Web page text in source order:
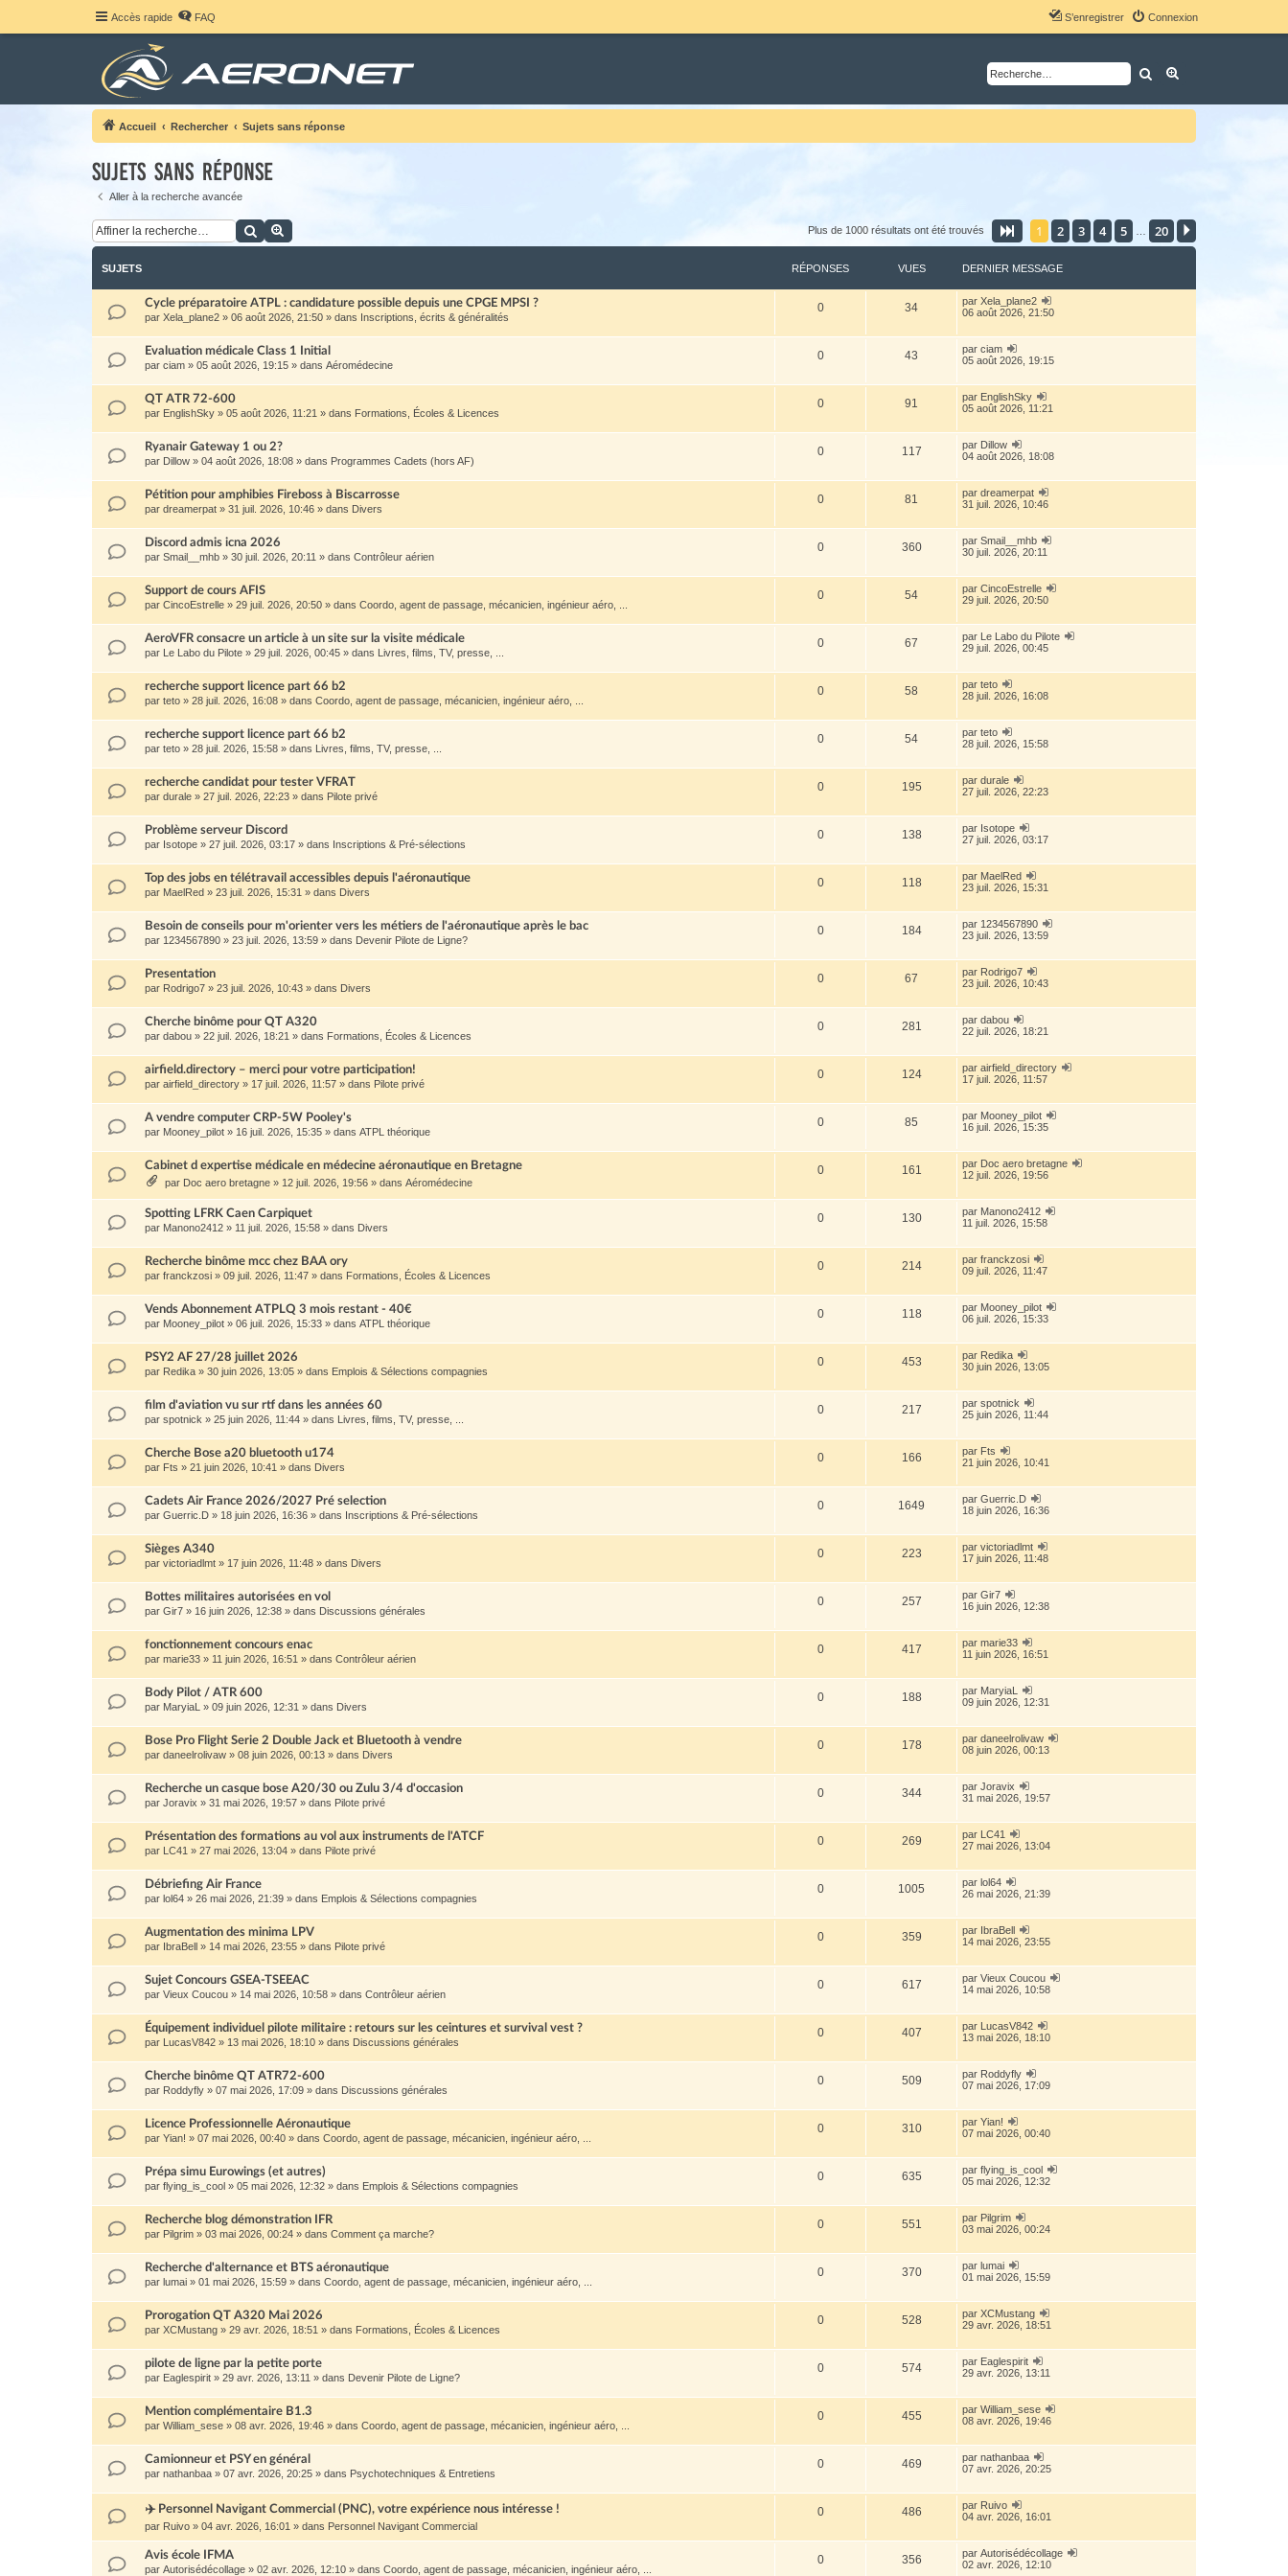
Accès rapide FAQ Connexion
S’enregistrer
Rechercher
Accueil Rechercher Sujets sans réponse
Sujets sans réponse
Aller à la recherche avancée
Rechercher Plus de 1000 résultats ont été trouvés Page sur20
1 2 3 4 5 20
SUJETS RÉPONSES VUES DERNIER MESSAGE
Cycle préparatoire ATPL : candidature possible depuis une CPGE MPSI ?
par Xela_plane2 » 06 août 2026, 21:50 » dans Inscriptions, écrits & généralités
0 34 par Xela_plane2
06 août 2026, 21:50
Evaluation médicale Class 1 Initial
par ciam » 05 août 2026, 19:15 » dans Aéromédecine
0 43 par ciam
05 août 2026, 19:15
QT ATR 72-600
par EnglishSky » 05 août 2026, 11:21 » dans Formations, Écoles & Licences
0 91 par EnglishSky
05 août 2026, 11:21
Ryanair Gateway 1 ou 2?
par Dillow » 04 août 2026, 18:08 » dans Programmes Cadets (hors AF)
0 117 par Dillow
04 août 2026, 18:08
Pétition pour amphibies Fireboss à Biscarrosse
par dreamerpat » 31 juil. 2026, 10:46 » dans Divers
0 81 par dreamerpat
31 juil. 2026, 10:46
Discord admis icna 2026
par Smail__mhb » 30 juil. 2026, 20:11 » dans Contrôleur aérien
0 360 par Smail__mhb
30 juil. 2026, 20:11
Support de cours AFIS
par CincoEstrelle » 29 juil. 2026, 20:50 » dans Coordo, agent de passage, mécanicien, ingénieur aéro, ...
0 54 par CincoEstrelle
29 juil. 2026, 20:50
AeroVFR consacre un article à un site sur la visite médicale
par Le Labo du Pilote » 29 juil. 2026, 00:45 » dans Livres, films, TV, presse, ...
0 67 par Le Labo du Pilote
29 juil. 2026, 00:45
recherche support licence part 66 b2
par teto » 28 juil. 2026, 16:08 » dans Coordo, agent de passage, mécanicien, ingénieur aéro, ...
0 58 par teto
28 juil. 2026, 16:08
recherche support licence part 66 b2
par teto » 28 juil. 2026, 15:58 » dans Livres, films, TV, presse, ...
0 54 par teto
28 juil. 2026, 15:58
recherche candidat pour tester VFRAT
par durale » 27 juil. 2026, 22:23 » dans Pilote privé
0 195 par durale
27 juil. 2026, 22:23
Problème serveur Discord
par Isotope » 27 juil. 2026, 03:17 » dans Inscriptions & Pré-sélections
0 138 par Isotope
27 juil. 2026, 03:17
Top des jobs en télétravail accessibles depuis l'aéronautique
par MaelRed » 23 juil. 2026, 15:31 » dans Divers
0 118 par MaelRed
23 juil. 2026, 15:31
Besoin de conseils pour m'orienter vers les métiers de l'aéronautique après le bac
par 1234567890 » 23 juil. 2026, 13:59 » dans Devenir Pilote de Ligne?
0 184 par 1234567890
23 juil. 2026, 13:59
Presentation
par Rodrigo7 » 23 juil. 2026, 10:43 » dans Divers
0 67 par Rodrigo7
23 juil. 2026, 10:43
Cherche binôme pour QT A320
par dabou » 22 juil. 2026, 18:21 » dans Formations, Écoles & Licences
0 281 par dabou
22 juil. 2026, 18:21
airfield.directory – merci pour votre participation!
par airfield_directory » 17 juil. 2026, 11:57 » dans Pilote privé
0 124 par airfield_directory
17 juil. 2026, 11:57
A vendre computer CRP-5W Pooley's
par Mooney_pilot » 16 juil. 2026, 15:35 » dans ATPL théorique
0 85 par Mooney_pilot
16 juil. 2026, 15:35
Cabinet d expertise médicale en médecine aéronautique en Bretagne
par Doc aero bretagne » 12 juil. 2026, 19:56 » dans Aéromédecine
0 161 par Doc aero bretagne
12 juil. 2026, 19:56
Spotting LFRK Caen Carpiquet
par Manono2412 » 11 juil. 2026, 15:58 » dans Divers
0 130 par Manono2412
11 juil. 2026, 15:58
Recherche binôme mcc chez BAA ory
par franckzosi » 09 juil. 2026, 11:47 » dans Formations, Écoles & Licences
0 214 par franckzosi
09 juil. 2026, 11:47
Vends Abonnement ATPLQ 3 mois restant - 40€
par Mooney_pilot » 06 juil. 2026, 15:33 » dans ATPL théorique
0 118 par Mooney_pilot
06 juil. 2026, 15:33
PSY2 AF 27/28 juillet 2026
par Redika » 30 juin 2026, 13:05 » dans Emplois & Sélections compagnies
0 453 par Redika
30 juin 2026, 13:05
film d'aviation vu sur rtf dans les années 60
par spotnick » 25 juin 2026, 11:44 » dans Livres, films, TV, presse, ...
0 217 par spotnick
25 juin 2026, 11:44
Cherche Bose a20 bluetooth u174
par Fts » 21 juin 2026, 10:41 » dans Divers
0 166 par Fts
21 juin 2026, 10:41
Cadets Air France 2026/2027 Pré selection
par Guerric.D » 18 juin 2026, 16:36 » dans Inscriptions & Pré-sélections
0 1649 par Guerric.D
18 juin 2026, 16:36
Sièges A340
par victoriadlmt » 17 juin 2026, 11:48 » dans Divers
0 223 par victoriadlmt
17 juin 2026, 11:48
Bottes militaires autorisées en vol
par Gir7 » 16 juin 2026, 12:38 » dans Discussions générales
0 257 par Gir7
16 juin 2026, 12:38
fonctionnement concours enac
par marie33 » 11 juin 2026, 16:51 » dans Contrôleur aérien
0 417 par marie33
11 juin 2026, 16:51
Body Pilot / ATR 600
par MaryiaL » 09 juin 2026, 12:31 » dans Divers
0 188 par MaryiaL
09 juin 2026, 12:31
Bose Pro Flight Serie 2 Double Jack et Bluetooth à vendre
par daneelrolivaw » 08 juin 2026, 00:13 » dans Divers
0 178 par daneelrolivaw
08 juin 2026, 00:13
Recherche un casque bose A20/30 ou Zulu 3/4 d'occasion
par Joravix » 31 mai 2026, 19:57 » dans Pilote privé
0 344 par Joravix
31 mai 2026, 19:57
Présentation des formations au vol aux instruments de l'ATCF
par LC41 » 27 mai 2026, 13:04 » dans Pilote privé
0 269 par LC41
27 mai 2026, 13:04
Débriefing Air France
par lol64 » 26 mai 2026, 21:39 » dans Emplois & Sélections compagnies
0 1005 par lol64
26 mai 2026, 21:39
Augmentation des minima LPV
par IbraBell » 14 mai 2026, 23:55 » dans Pilote privé
0 359 par IbraBell
14 mai 2026, 23:55
Sujet Concours GSEA-TSEEAC
par Vieux Coucou » 14 mai 2026, 10:58 » dans Contrôleur aérien
0 617 par Vieux Coucou
14 mai 2026, 10:58
Équipement individuel pilote militaire : retours sur les ceintures et survival vest ?
par LucasV842 » 13 mai 2026, 18:10 » dans Discussions générales
0 407 par LucasV842
13 mai 2026, 18:10
Cherche binôme QT ATR72-600
par Roddyfly » 07 mai 2026, 17:09 » dans Discussions générales
0 509 par Roddyfly
07 mai 2026, 17:09
Licence Professionnelle Aéronautique
par Yian! » 07 mai 2026, 00:40 » dans Coordo, agent de passage, mécanicien, ingénieur aéro, ...
0 310 par Yian!
07 mai 2026, 00:40
Prépa simu Eurowings (et autres)
par flying_is_cool » 05 mai 2026, 12:32 » dans Emplois & Sélections compagnies
0 635 par flying_is_cool
05 mai 2026, 12:32
Recherche blog démonstration IFR
par Pilgrim » 03 mai 2026, 00:24 » dans Comment ça marche?
0 551 par Pilgrim
03 mai 2026, 00:24
Recherche d'alternance et BTS aéronautique
par lumai » 01 mai 2026, 15:59 » dans Coordo, agent de passage, mécanicien, ingénieur aéro, ...
0 370 par lumai
01 mai 2026, 15:59
Prorogation QT A320 Mai 2026
par XCMustang » 29 avr. 2026, 18:51 » dans Formations, Écoles & Licences
0 528 par XCMustang
29 avr. 2026, 18:51
pilote de ligne par la petite porte
par Eaglespirit » 29 avr. 2026, 13:11 » dans Devenir Pilote de Ligne?
0 574 par Eaglespirit
29 avr. 2026, 13:11
Mention complémentaire B1.3
par William_sese » 08 avr. 2026, 19:46 » dans Coordo, agent de passage, mécanicien, ingénieur aéro, ...
0 455 par William_sese
08 avr. 2026, 19:46
Camionneur et PSY en général
par nathanbaa » 07 avr. 2026, 20:25 » dans Psychotechniques & Entretiens
0 469 par nathanbaa
07 avr. 2026, 20:25
✈️ Personnel Navigant Commercial (PNC), votre expérience nous intéresse !
par Ruivo » 04 avr. 2026, 16:01 » dans Personnel Navigant Commercial
0 486 par Ruivo
04 avr. 2026, 16:01
Avis école IFMA
par Autorisédécollage » 02 avr. 2026, 12:10 » dans Coordo, agent de passage, mécanicien, ingénieur aéro, ...
0 356 par Autorisédécollage
02 avr. 2026, 12:10